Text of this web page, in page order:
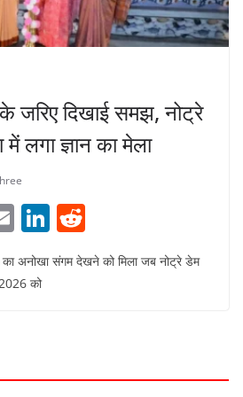
जरिए दिखाई समझ, नोट्रे
लगा ज्ञान का मेला
E
m
ai
Li
n
k
e
d
का अनोखा संगम देखने को मिला जब नोट्रे डेम
को